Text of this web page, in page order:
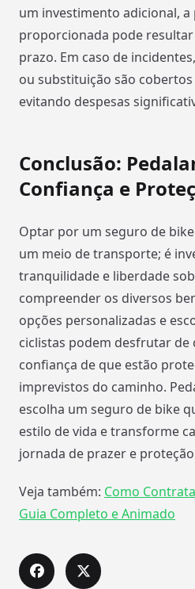
um investimento adicional,
proporcionada pode
prazo. Em caso de
ou substituição são
evitando despesas
Conclusão:
Confiança e
Optar por um seguro de
um meio de transporte; é
tranquilidade e liberdade
compreender os diversos
opções personalizadas e
ciclistas podem desfrutar de
confiança de que estão
imprevistos do caminho.
escolha um seguro de bike
estilo de vida e transforme
jornada de prazer e
Veja também: Como
Guia Completo e Animado